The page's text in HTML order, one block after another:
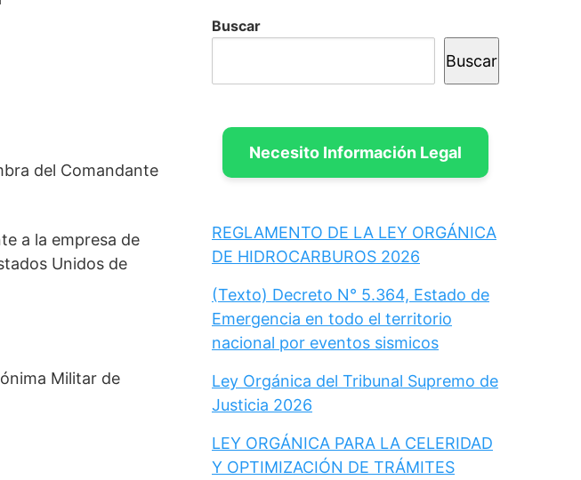
del Comandante
a la empresa de
Unidos de
Militar de
Buscar
Buscar
Necesito Información Legal
REGLAMENTO DE LA LEY ORGÁNICA
DE HIDROCARBUROS 2026
(Texto) Decreto N° 5.364, Estado de
Emergencia en todo el territorio
nacional por eventos sismicos
Ley Orgánica del Tribunal Supremo de
Justicia 2026
LEY ORGÁNICA PARA LA CELERIDAD
Y OPTIMIZACIÓN DE TRÁMITES